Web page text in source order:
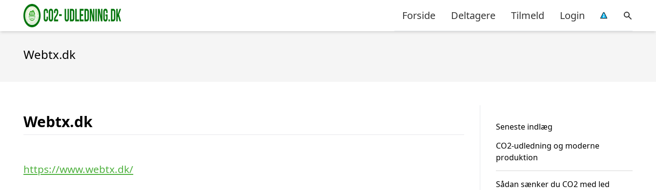
Forside Deltagere Tilmeld Login
Webtx.dk
Webtx.dk
https://www.webtx.dk/
Seneste indlæg
CO2-udledning og moderne
produktion
Sådan sænker du CO2 med led